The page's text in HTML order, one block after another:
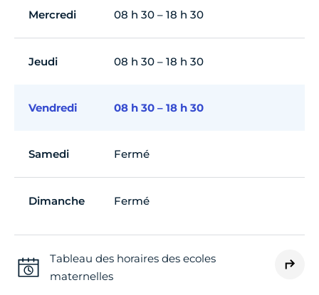
Mercredi 08 h 30 – 18 h 30
Jeudi 08 h 30 – 18 h 30
Vendredi 08 h 30 – 18 h 30
Samedi Fermé
Dimanche Fermé
Tableau des horaires des ecoles
maternelles